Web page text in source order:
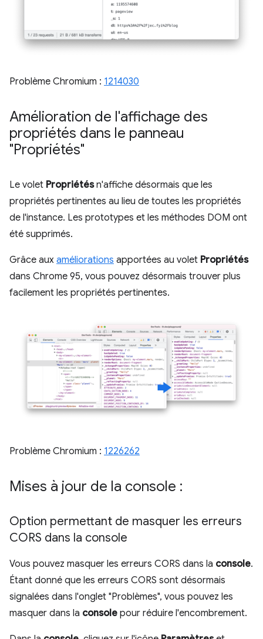
Problème Chromium : 1214030
Amélioration de l'affichage des
propriétés dans le panneau
"Propriétés"
Le volet Propriétésn'affiche désormais que les
propriétés pertinentes au lieu de toutes les propriétés
de l'instance. Les prototypes et les méthodes DOM ont
été supprimés.
Grâce aux améliorations apportées au volet Propriétés
dans Chrome 95, vous pouvez désormais trouver plus
facilement les propriétés pertinentes.
Problème Chromium : 1226262
Mises à jour de la console :
Option permettant de masquer les erreurs
CORS dans la console
Vous pouvez masquer les erreurs CORS dans la console.
Étant donné que les erreurs CORS sont désormais
signalées dans l'onglet "Problèmes", vous pouvez les
masquer dans la console pour réduire l'encombrement.